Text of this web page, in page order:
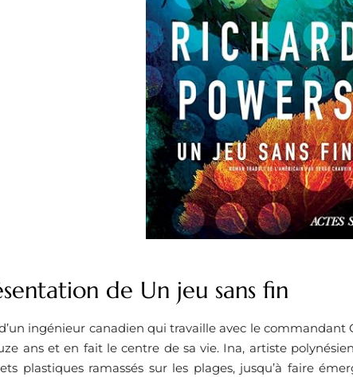
de Un jeu sans fin
ingénieur canadien qui travaille avec le commandant
ans et en fait le centre de sa vie. Ina, artiste
plastiques ramassés sur les plages, jusqu’à faire